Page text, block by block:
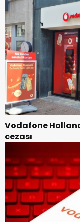
Vodafone
cezası